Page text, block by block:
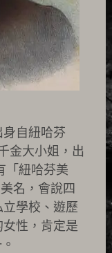
自紐哈芬
金大小姐，出
「紐哈芬美
名，會說四
學校、遊歷
性，肯定是